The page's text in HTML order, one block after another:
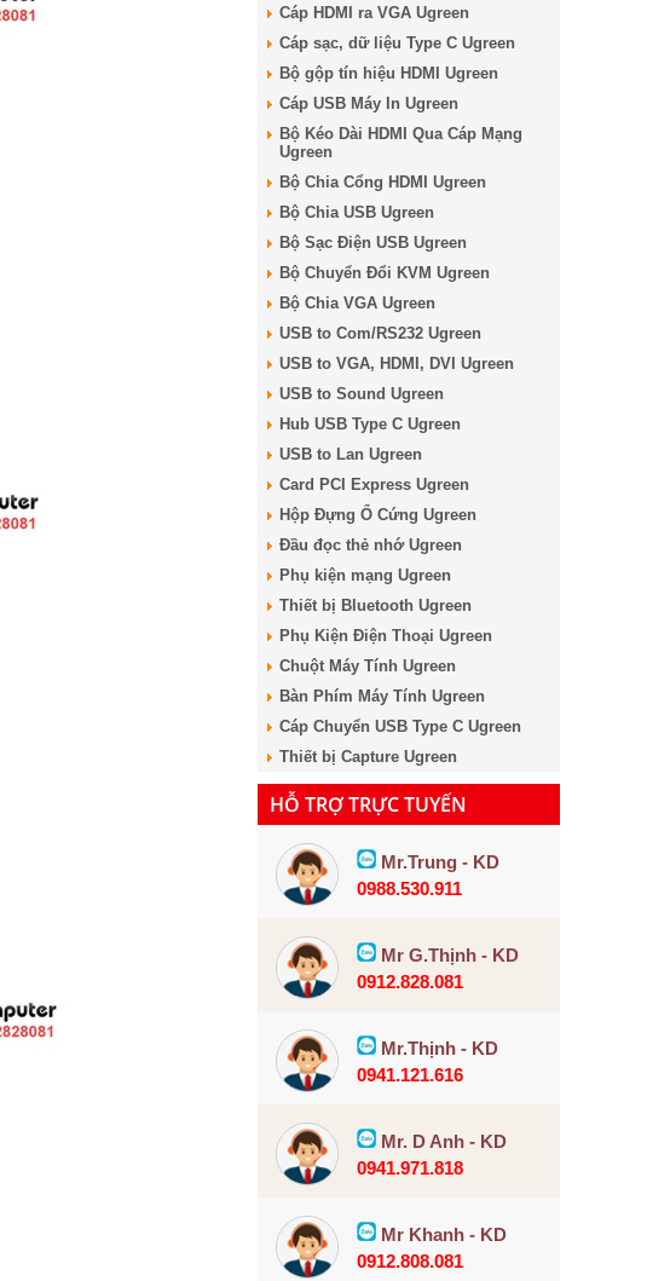
Cáp HDMI ra VGA Ugreen
Cáp sạc, dữ liệu Type C Ugreen
Bộ gộp tín hiệu HDMI Ugreen
Cáp USB Máy In Ugreen
Bộ Kéo Dài HDMI Qua Cáp Mạng
Ugreen
Bộ Chia Cổng HDMI Ugreen
Bộ Chia USB Ugreen
Bộ Sạc Điện USB Ugreen
Bộ Chuyển Đổi KVM Ugreen
Bộ Chia VGA Ugreen
USB to Com/RS232 Ugreen
USB to VGA, HDMI, DVI Ugreen
USB to Sound Ugreen
Hub USB Type C Ugreen
USB to Lan Ugreen
Card PCI Express Ugreen
Hộp Đựng Ổ Cứng Ugreen
Đầu đọc thẻ nhớ Ugreen
Phụ kiện mạng Ugreen
Thiết bị Bluetooth Ugreen
Phụ Kiện Điện Thoại Ugreen
Chuột Máy Tính Ugreen
Bàn Phím Máy Tính Ugreen
Cáp Chuyển USB Type C Ugreen
Thiết bị Capture Ugreen
HỖ TRỢ TRỰC TUYẾN
Mr.Trung - KD
0988.530.911
Mr G.Thịnh - KD
0912.828.081
Mr.Thịnh - KD
0941.121.616
Mr. D Anh - KD
0941.971.818
Mr Khanh - KD
0912.808.081